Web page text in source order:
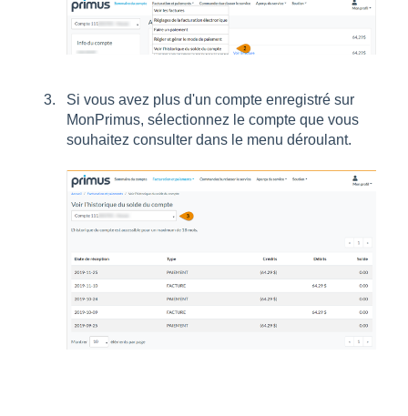
Si vous avez plus d'un compte enregistré sur
MonPrimus, sélectionnez le compte que vous
souhaitez consulter dans le menu déroulant.